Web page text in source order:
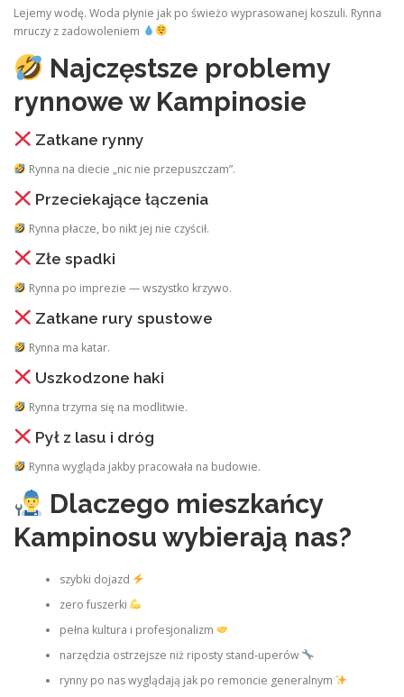
Lejemy wodę. Woda płynie jak po świeżo wyprasowanej koszuli. Rynna
mruczy z zadowoleniem
Najczęstsze problemy
rynnowe w Kampinosie
Zatkane rynny
Rynna na diecie „nic nie przepuszczam”.
Przeciekające łączenia
Rynna płacze, bo nikt jej nie czyścił.
Złe spadki
Rynna po imprezie — wszystko krzywo.
Zatkane rury spustowe
Rynna ma katar.
Uszkodzone haki
Rynna trzyma się na modlitwie.
Pył z lasu i dróg
Rynna wygląda jakby pracowała na budowie.
Dlaczego mieszkańcy
Kampinosu wybierają nas?
szybki dojazd
zero fuszerki
pełna kultura i profesjonalizm
narzędzia ostrzejsze niż riposty stand‑uperów
rynny po nas wyglądają jak po remoncie generalnym